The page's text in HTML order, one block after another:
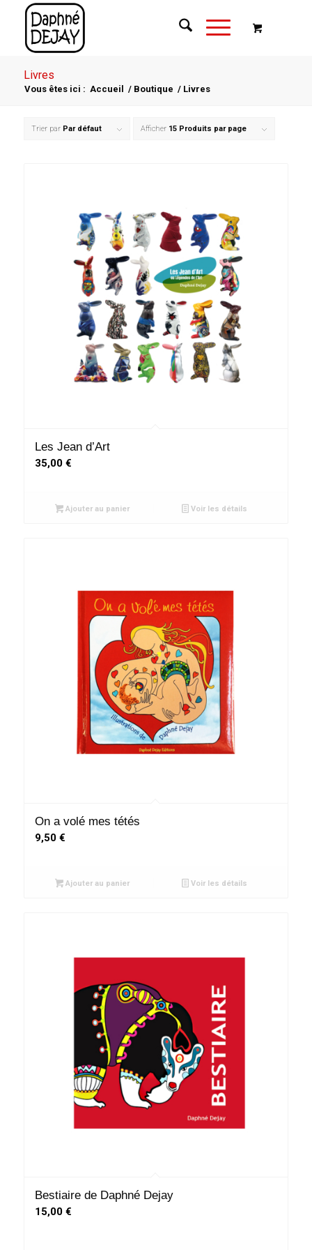
Livres
Vous êtes ici : Accueil / Boutique / Livres
Trier par Par défaut Afficher 15 Produits par page
Les Jean d’Art
35,00 €
Ajouter au panier Voir les détails
On a volé mes tétés
9,50 €
Ajouter au panier Voir les détails
Bestiaire de Daphné Dejay
15,00 €